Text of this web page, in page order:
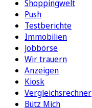
Shoppingwelt
Push
Testberichte
Immobilien
Jobbörse
Wir trauern
Anzeigen
Kiosk
Vergleichsrechner
Bütz Mich